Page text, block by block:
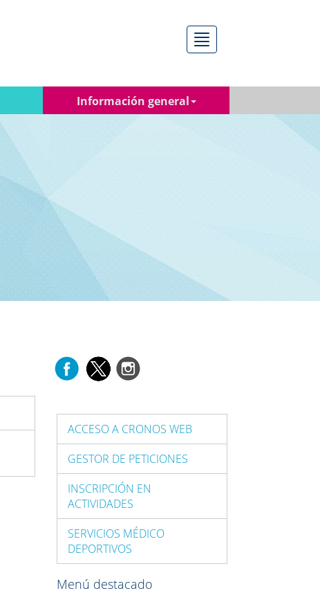
Menú
Información general
ACCESO A CRONOS WEB
GESTOR DE PETICIONES
INSCRIPCIÓN EN
ACTIVIDADES
SERVICIOS MÉDICO
DEPORTIVOS
Menú destacado